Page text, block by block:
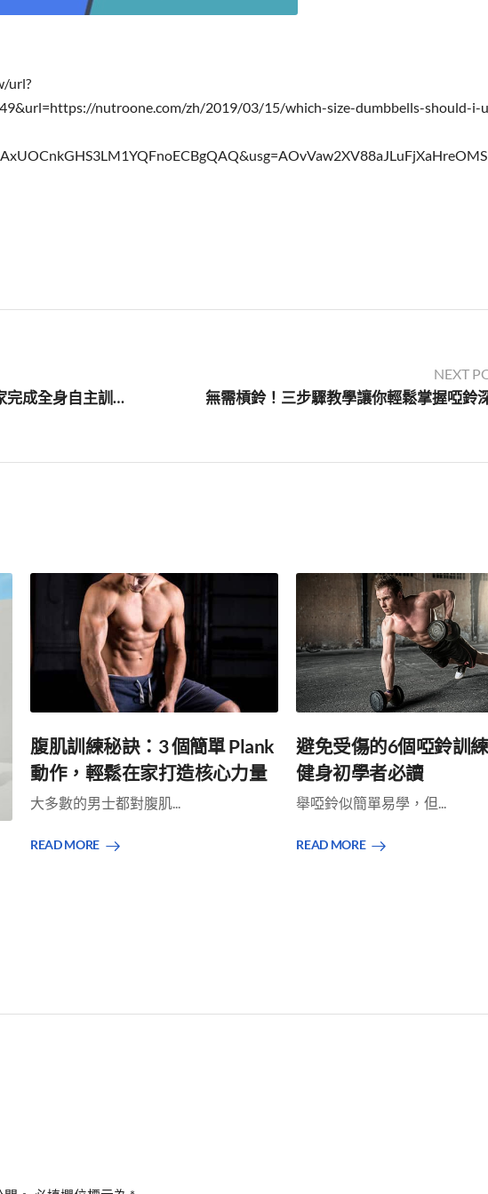
url?
nutroone.com/zh/2019/03/15/which-size-dumbbells-should-i-
一組啞鈴的5個健身撇步：在家完成全身自主訓練的技巧！（上）
NEXT
無需槓鈴！三步驟教學讓你輕鬆掌握啞鈴
腹肌訓練秘訣：3 個簡單 Plank
動作，輕鬆在家打造核心力量
大多數的男士都對腹肌...
READ MORE
避免受傷的6個啞鈴訓
健身初學者必讀
舉啞鈴似簡單易學，但...
READ MORE